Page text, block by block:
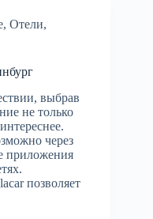
, Отели,
выбрав
не только
через
приложения
позволяет